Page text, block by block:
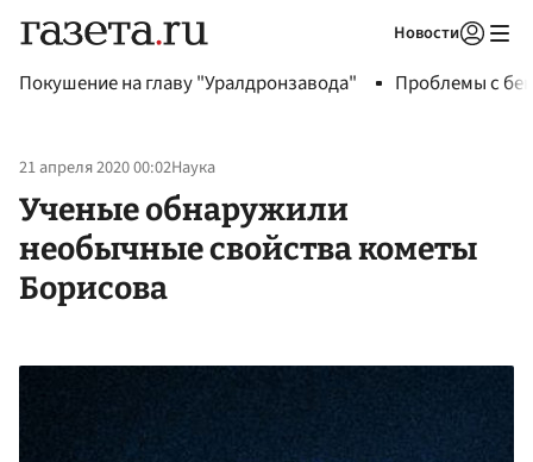
Новости
Покушение на главу "Уралдронзавода" Проблемы с
21 апреля 2020 00:02Наука
Ученые обнаружили
необычные свойства кометы
Борисова